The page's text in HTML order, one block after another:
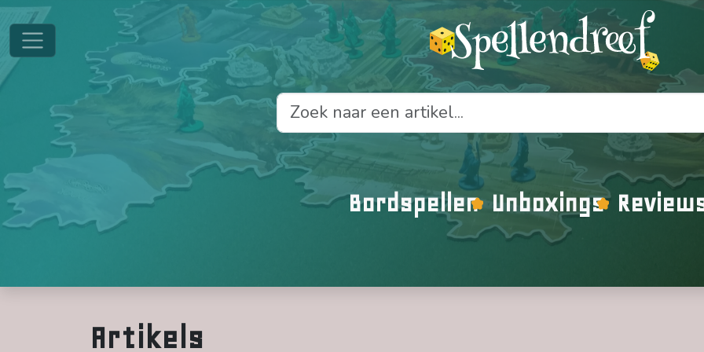
Bordspellen Unboxings
Artikels